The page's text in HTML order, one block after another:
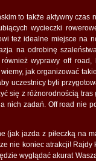
to także aktywny czas
wycieczki
też idealne miejsce na
na odrobinę
wyprawy off
jak organizować
uczestnicy byli
się z różnorodnością
nich zadań. Off road nie
(jak jazda z piłeczką na
nie koniec atrakcji!
wyglądać akurat